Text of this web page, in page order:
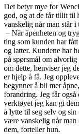
Det betyr mye for
god, og at de får tillit til
vanskelig når man står i
– Når åpenheten og
ting som kunden har
og latter. Kundene har
på spørsmål om
om dette, henviser jeg
er hjelp å få. Jeg
begynner å bli mer
forandring. Jeg får
verktøyet jeg kan gi
å lytte til seg selv og sin
være vanskelig når man
dem, forteller hun.